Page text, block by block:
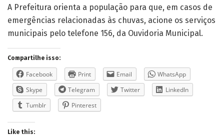
A Prefeitura orienta a população para que, em casos de
emergências relacionadas às chuvas, acione os serviços
municipais pelo telefone 156, da Ouvidoria Municipal.
Compartilhe isso:
Facebook Print Email
WhatsApp
Skype
Telegram Twitter
LinkedIn
Tumblr
Pinterest
Like this: